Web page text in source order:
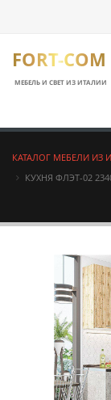
FORT-COM
МЕБЕЛЬ И СВЕТ ИЗ ИТАЛИИ
КАТАЛОГ МЕБЕЛИ ИЗ
КУХНЯ ФЛЭТ-02